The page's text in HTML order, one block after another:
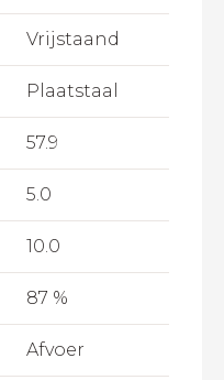
Vrijstaand
Plaatstaal
57.9
5.0
10.0
87 %
Afvoer